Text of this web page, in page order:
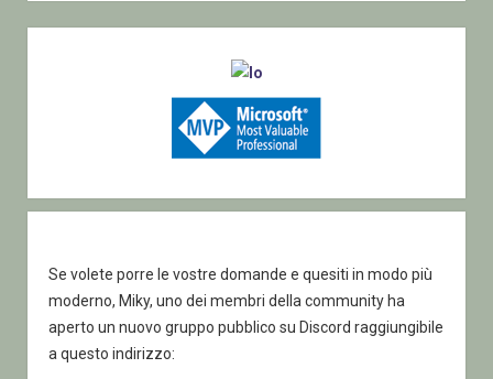
Se volete porre le vostre domande e quesiti in modo più
moderno, Miky, uno dei membri della community ha
aperto un nuovo gruppo pubblico su Discord raggiungibile
a questo indirizzo: